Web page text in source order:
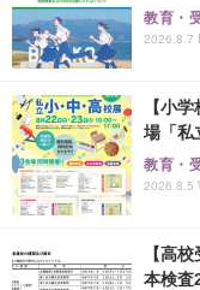
教育・
2026.8.7
【小
場「私
教育・
2026.8.5
【高
本検査